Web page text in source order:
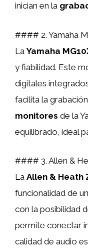
inician en la
#### 2. Yamaha
LaYamaha
y fiabilidad. Este
digitales
facilita la
monitores de la
equilibrado, ideal
#### 3. Allen &
La Allen & Heath
funcionalidad de
con la posibilidad
permite conectar
calidad de audio